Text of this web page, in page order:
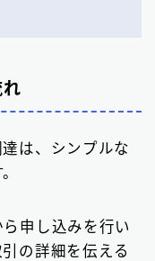
は、シンプルな
申し込みを行い
の詳細を伝える